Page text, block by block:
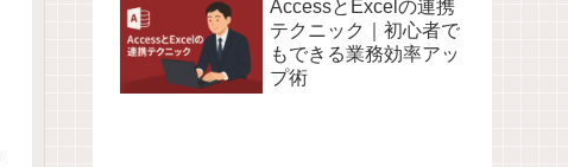
AccessとExcelの連携
テクニック｜初心者で
もできる業務効率アッ
プ術